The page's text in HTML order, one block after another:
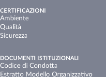
CERTIFICAZIONI
Ambiente
Qualità
Sicurezza
DOCUMENTI ISTITUZIONALI
Codice di Condotta
Estratto Modello Organizzativo